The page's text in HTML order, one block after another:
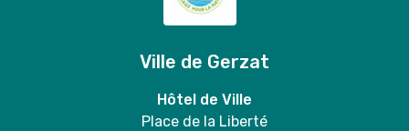
Ville de Gerzat
Hôtel de Ville
Place de la Liberté